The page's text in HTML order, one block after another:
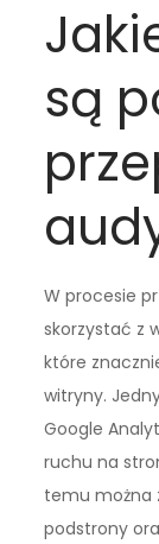
są
W procesie
skorzystać z
które
witryny.
Google
ruchu na
temu można
podstrony